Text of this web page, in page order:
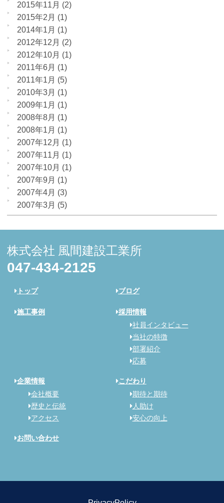
2015年11月 (2)
2015年2月 (1)
2014年1月 (1)
2012年12月 (2)
2012年10月 (1)
2011年6月 (1)
2011年1月 (5)
2010年3月 (1)
2009年1月 (1)
2008年8月 (1)
2008年1月 (1)
2007年12月 (1)
2007年11月 (1)
2007年10月 (1)
2007年9月 (1)
2007年4月 (3)
2007年3月 (5)
株式会社 風間建設工業所
047-434-2125
トップ ブログ
施工事例
採用情報
社員インタビュー
当社の特徴
部署紹介
応募
企業情報
会社概要
歴史と伝統
アクセス
こだわり
期待と期待
人助け
安心の向上
お問い合わせ